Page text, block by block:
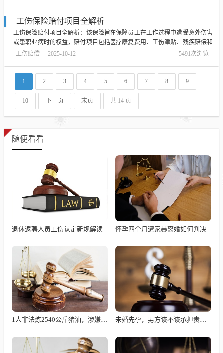
工伤保险赔付项目全解析
工伤保险赔付项目全解析：该保险旨在保障员工在工作过程中遭受意外伤害
或患职业病时的权益，赔付项目包括医疗康复费用、工伤津贴、残疾赔偿和
死亡赔偿等，员工在遭遇工伤时，可获得医疗费用报销及必要的康复费用支
工伤赔偿 2025-10-12 5491次浏览
1 2 3 4 5 6 7 8 9
10 下一页 末页 共 14 页
随便看看
退休返聘人员工伤认定新规解读 怀孕四个月遭家暴离婚如何判决
1人非法炼2540公斤猪油，涉嫌何罪？ 未婚先孕，男方该不该承担责任？